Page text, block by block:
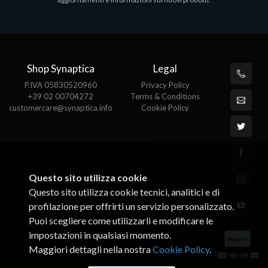
Shop Synaptica
P.IVA 05830520960
+39 02 00704272
customercare@synaptica.info
Legal
Privacy Policy
Terms & Conditions
Cookie Policy
Questo sito utilizza cookie
Questo sito utilizza cookie tecnici, analitici e di
profilazione per offrirti un servizio personalizzato.
Puoi scegliere come utilizzarli e modificare le
impostazioni in qualsiasi momento.
Maggiori dettagli nella nostraCookie Policy.